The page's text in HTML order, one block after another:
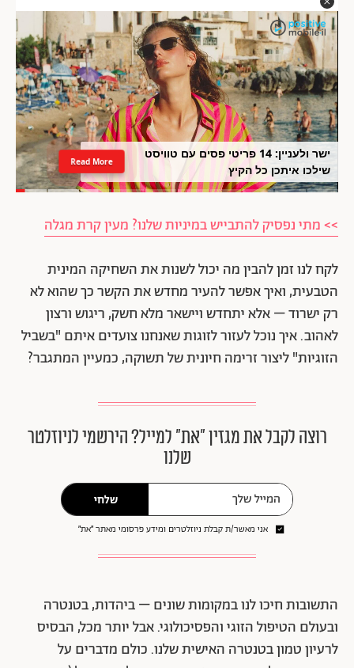
ישר ולעניין: 14 פריטי פסים עם טוויסט
שילכו איתכן כל הקיץ
Read More
>> מתי נפסיק להתבייש במיניות שלנו? מעין קרת מגלה
לקח לנו זמן להבין מה יכול לשנות את השחיקה המינית
הטבעית, ואיך אפשר להעיר מחדש את הקשר כך שהוא לא
רק ישרוד – אלא יתחדש ויישאר מלא חשק, ריגוש ורצון
לאהוב. איך נוכל לעזור לזוגות שאנחנו צועדים איתם "בשביל
הזוגיות" ליצור זרימה חיונית של תשוקה, כמעיין המתגבר?
רוצה לקבל את מגזין ״את״ למייל? הירשמי לניוזלטר
שלנו
שלחי
אני מאשר/ת קבלת ניוזלטרים ומידע פרסומי מאתר ״את״
התשובות חיכו לנו במקומות שונים – ביהדות, בטנטרה
ובעולם הטיפול הזוגי והפסיכולוגי. אבל יותר מכל, הבסיס
לרעיון טמון בטנטרה האישית שלנו. כולם מדברים על